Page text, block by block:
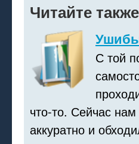
Читайте
С той
что-то. Сейчас
аккуратно и